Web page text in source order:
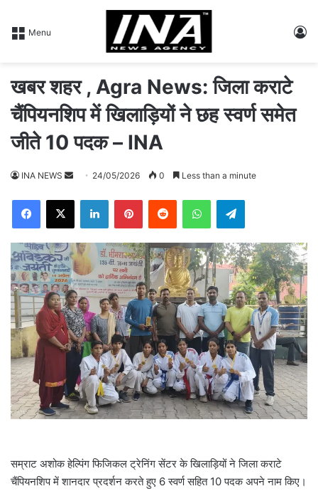
Menu
खबर शहर , Agra News: जिला कराटे
चैंपियनशिप में खिलाड़ियों ने छह स्वर्ण समेत
जीते 10 पदक – INA
INA NEWS
d
a
n
e
m
a
i
l
24/05/2026 0 Less than a minute
सम्राट अशोक हेल्पिंग फिजिकल ट्रेनिंग सेंटर के खिलाड़ियों ने जिला कराटे
चैंपियनशिप में शानदार प्रदर्शन करते हुए 6 स्वर्ण सहित 10 पदक अपने नाम किए।